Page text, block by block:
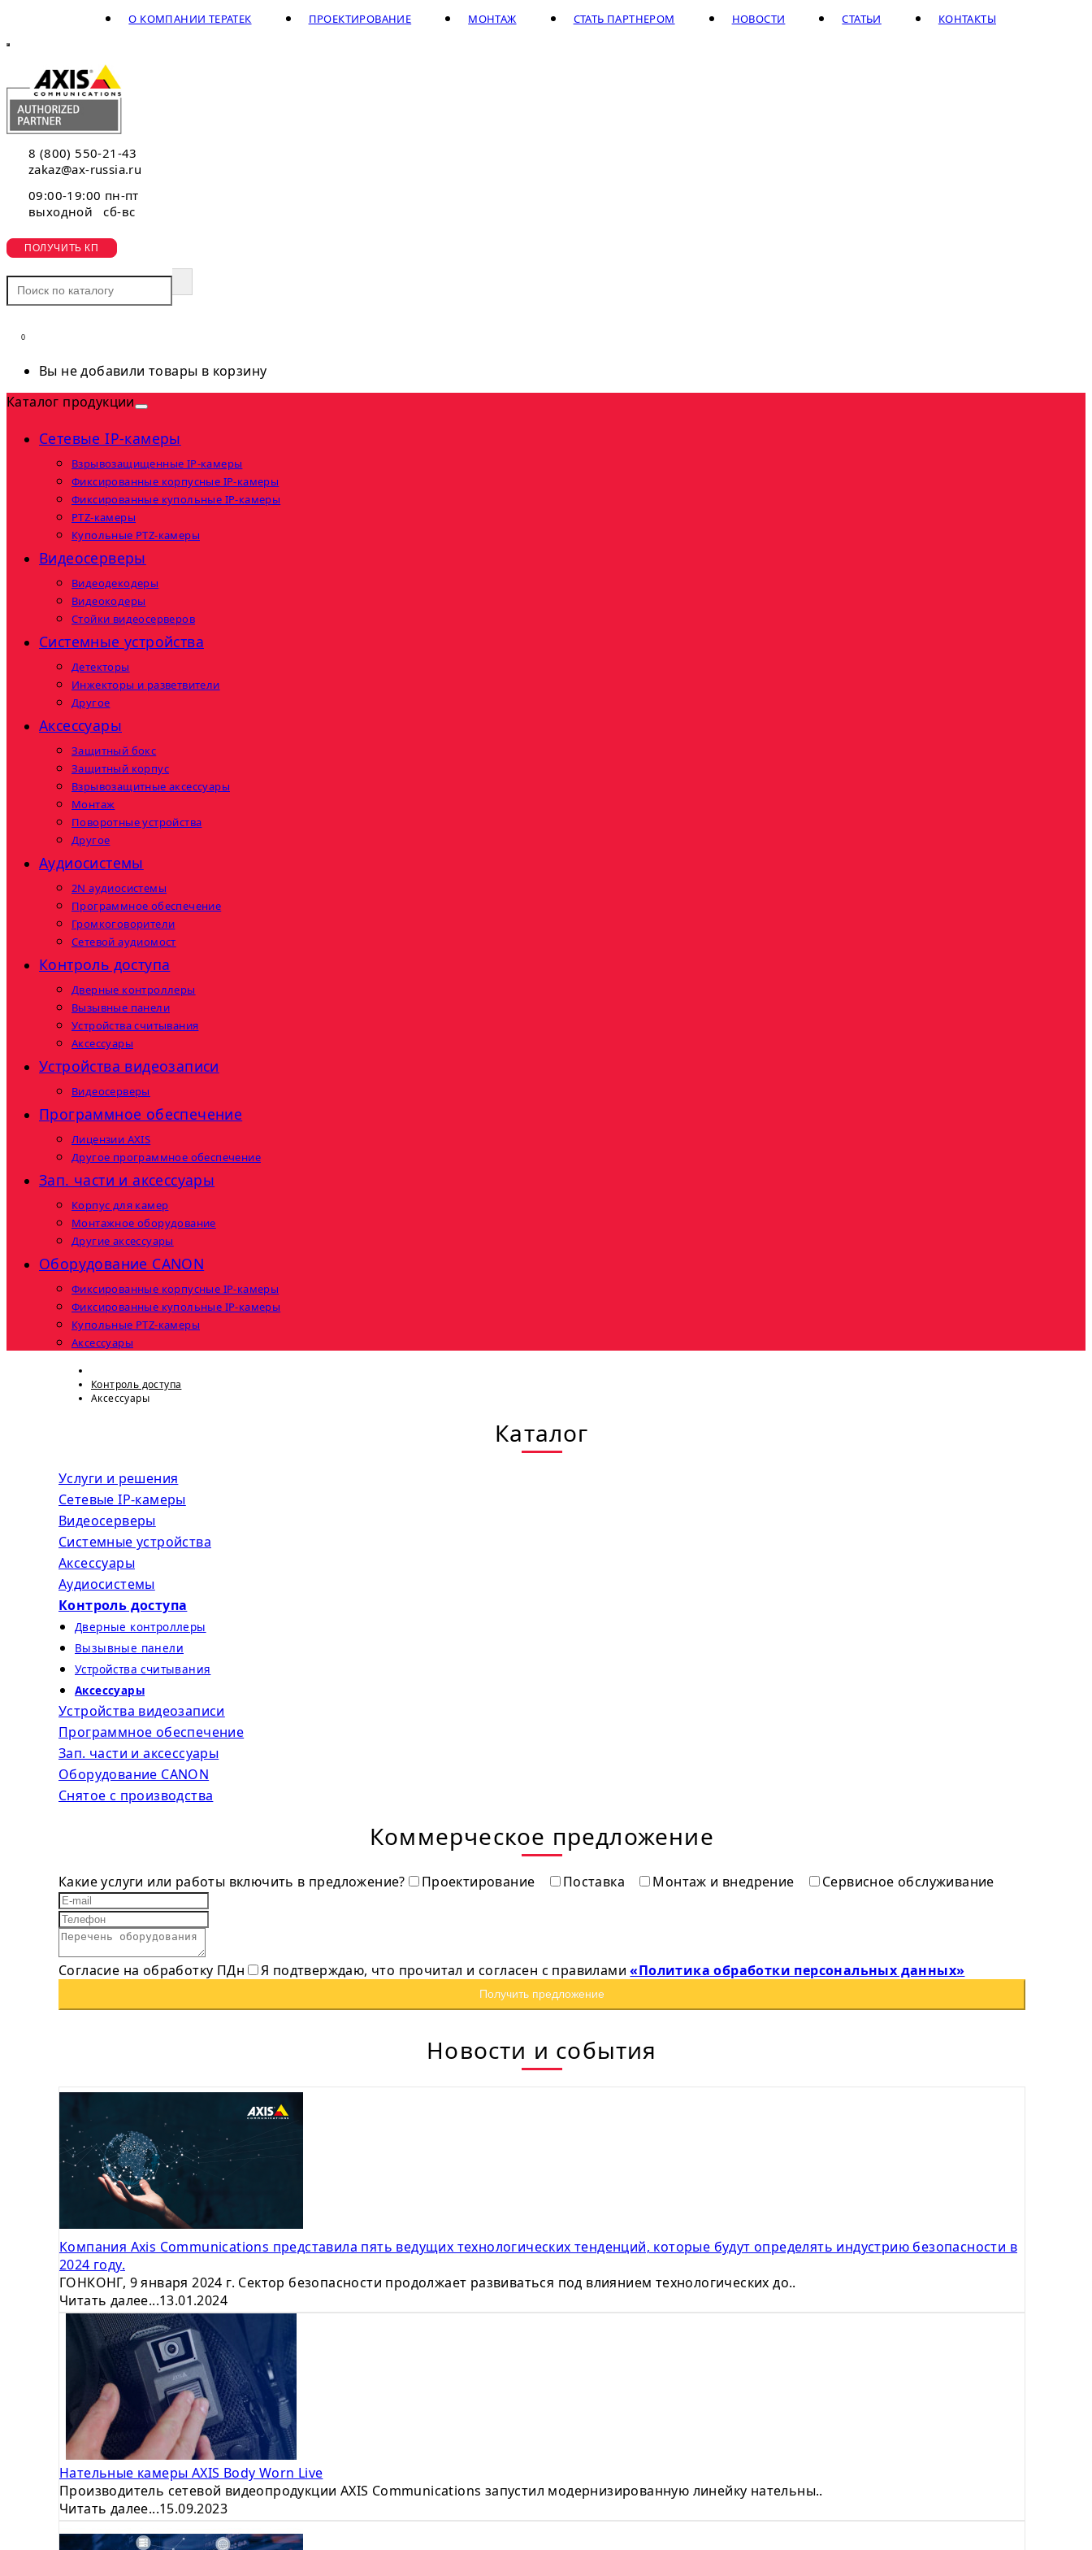
КОНТАКТЫ
СТАТЬИ
НОВОСТИ
СТАТЬ ПАРТНЕРОМ
МОНТАЖ
ПРОЕКТИРОВАНИЕ
О КОМПАНИИ ТЕРАТЕК
8 (800) 550-21-43
zakaz@ax-russia.ru
09:00-19:00 пн-пт
выходной сб-вс
ПОЛУЧИТЬ КП
0
Вы не добавили товары в корзину
Каталог продукции
Сетевые IP-камеры
Взрывозащищенные IP-камеры
Фиксированные корпусные IP-камеры
Фиксированные купольные IP-камеры
PTZ-камеры
Купольные PTZ-камеры
Видеосерверы
Видеодекодеры
Видеокодеры
Стойки видеосерверов
Системные устройства
Детекторы
Инжекторы и разветвители
Другое
Аксессуары
Защитный бокс
Защитный корпус
Взрывозащитные аксессуары
Монтаж
Поворотные устройства
Другое
Аудиосистемы
2N аудиосистемы
Программное обеспечение
Громкоговорители
Сетевой аудиомост
Контроль доступа
Дверные контроллеры
Вызывные панели
Устройства считывания
Аксессуары
Устройства видеозаписи
Видеосерверы
Программное обеспечение
Лицензии AXIS
Другое программное обеспечение
Зап. части и аксессуары
Корпус для камер
Монтажное оборудование
Другие аксессуары
Оборудование CANON
Фиксированные корпусные IP-камеры
Фиксированные купольные IP-камеры
Купольные PTZ-камеры
Аксессуары
Контроль доступа
Аксессуары
Каталог
Услуги и решения
Сетевые IP-камеры
Видеосерверы
Системные устройства
Аксессуары
Аудиосистемы
Контроль доступа
Дверные контроллеры
Вызывные панели
Устройства считывания
Аксессуары
Устройства видеозаписи
Программное обеспечение
Зап. части и аксессуары
Оборудование CANON
Снятое с прoизвoдства
Коммерческое предложение
Какие услуги или работы включить в предложение? Проектирование Поставка Монтаж и внедрение Сервисное обслуживание
Согласие на обработку ПДн Я подтверждаю, что прочитал и согласен с правилами«Политика обработки персональных данных»
Получить предложение
Новости и события
Компания Axis Communications представила пять ведущих технологических тенденций, которые будут определять индустрию безопасности в
2024 году.
ГОНКОНГ, 9 января 2024 г. Сектор безопасности продолжает развиваться под влиянием технологических до..
Читать далее...13.01.2024
Нательные камеры AXIS Body Worn Live
Производитель сетевой видеопродукции AXIS Communications запустил модернизированную линейку нательны..
Читать далее...15.09.2023